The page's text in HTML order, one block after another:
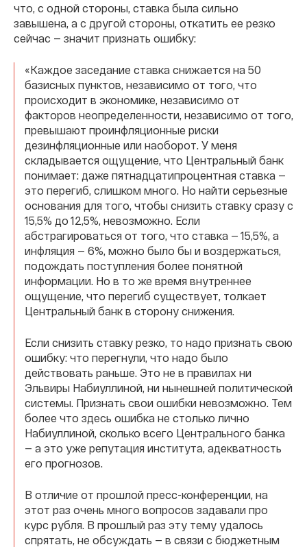
что, с одной стороны, ставка была сильно
завышена, а с другой стороны, откатить ее резко
сейчас — значит признать ошибку:
«Каждое заседание ставка снижается на 50
базисных пунктов, независимо от того, что
происходит в экономике, независимо от
факторов неопределенности, независимо от того,
превышают проинфляционные риски
дезинфляционные или наоборот. У меня
складывается ощущение, что Центральный банк
понимает: даже пятнадцатипроцентная ставка —
это перегиб, слишком много. Но найти серьезные
основания для того, чтобы снизить ставку сразу с
15,5% до 12,5%, невозможно. Если
абстрагироваться от того, что ставка — 15,5%, а
инфляция — 6%, можно было бы и воздержаться,
подождать поступления более понятной
информации. Но в то же время внутреннее
ощущение, что перегиб существует, толкает
Центральный банк в сторону снижения.
Если снизить ставку резко, то надо признать свою
ошибку: что перегнули, что надо было
действовать раньше. Это не в правилах ни
Эльвиры Набиуллиной, ни нынешней политической
системы. Признать свои ошибки невозможно. Тем
более что здесь ошибка не столько лично
Набиуллиной, сколько всего Центрального банка
— а это уже репутация института, адекватность
его прогнозов.
В отличие от прошлой пресс-конференции, на
этот раз очень много вопросов задавали про
курс рубля. В прошлый раз эту тему удалось
спрятать, не обсуждать — в связи с бюджетным